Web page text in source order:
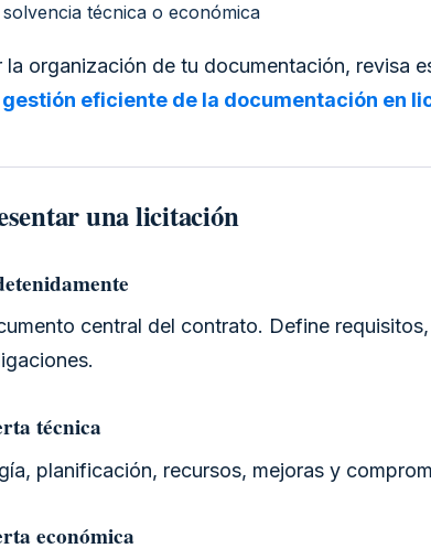
técnica o económica
la organización de tu documentación, revisa
gestión eficiente de la documentación en
una licitación
central del contrato. Define
técnica
planificación, recursos, mejoras y
económica